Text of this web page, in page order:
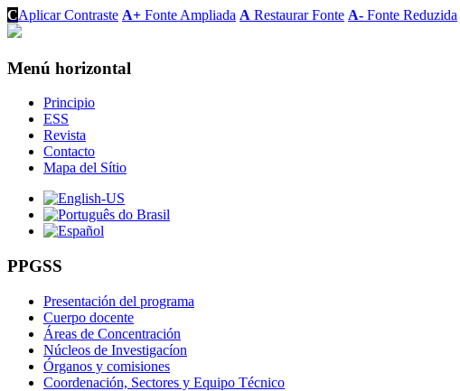
CAplicar Contraste A+ Fonte Ampliada A Restaurar Fonte A- Fonte Reduzida
Menú horizontal
Principio
ESS
Revista
Contacto
Mapa del Sítio
PPGSS
Presentación del programa
Cuerpo docente
Áreas de Concentración
Núcleos de Investigacíon
Órganos y comisiones
Coordenación, Sectores y Equipo Técnico